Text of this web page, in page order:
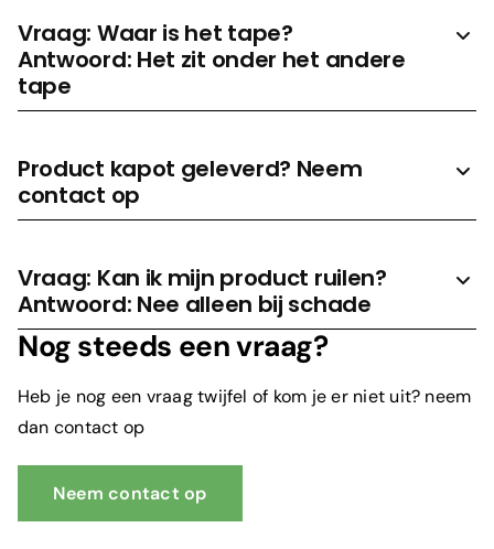
Vraag: Waar is het tape?
Antwoord: Het zit onder het andere
tape
Product kapot geleverd? Neem
contact op
Vraag: Kan ik mijn product ruilen?
Antwoord: Nee alleen bij schade
Nog steeds een vraag?
Heb je nog een vraag twijfel of kom je er niet uit? neem
dan contact op
Neem contact op